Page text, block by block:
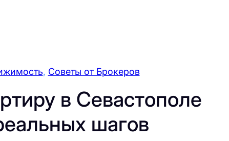
, Советы от Брокеров
в Севастополе
шагов